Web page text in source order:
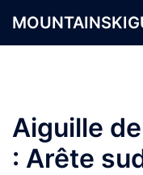
au
Aiguille
: Arête